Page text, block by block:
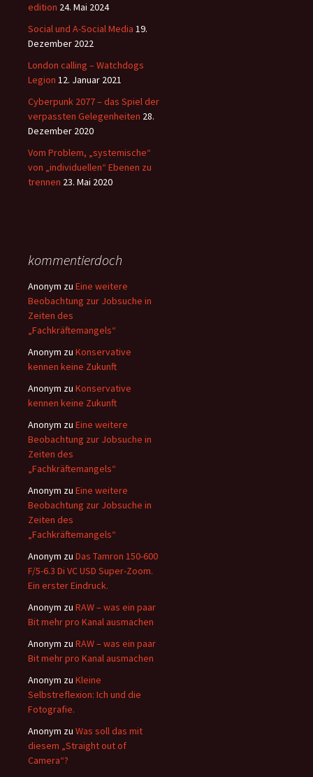
edition 24. Mai 2024
Social und A-Social Media 19.
Dezember 2022
London calling – Watchdogs
Legion 12. Januar 2021
Cyberpunk 2077 – das Spiel der
verpassten Gelegenheiten 28.
Dezember 2020
Vom Problem, „systemische“
von „individuellen“ Ebenen zu
trennen 23. Mai 2020
kommentierdoch
Anonym zu Eine weitere
Beobachtung zur Jobsuche in
Zeiten des
„Fachkräftemangels“
Anonym zu Konservative
kennen keine Zukunft
Anonym zu Konservative
kennen keine Zukunft
Anonym zu Eine weitere
Beobachtung zur Jobsuche in
Zeiten des
„Fachkräftemangels“
Anonym zu Eine weitere
Beobachtung zur Jobsuche in
Zeiten des
„Fachkräftemangels“
Anonym zu Das Tamron 150-600
F/5-6.3 Di VC USD Super-Zoom.
Ein erster Eindruck.
Anonym zu RAW – was ein paar
Bit mehr pro Kanal ausmachen
Anonym zu RAW – was ein paar
Bit mehr pro Kanal ausmachen
Anonym zu Kleine
Selbstreflexion: Ich und die
Fotografie.
Anonym zu Was soll das mit
diesem „Straight out of
Camera“?